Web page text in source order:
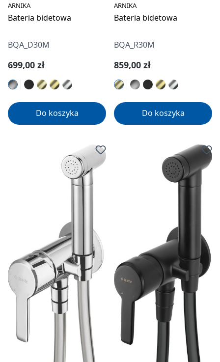
ARNIKA
Bateria bidetowa
BQA_D30M
Cena regularna:
699,00 zł
Do koszyka
ARNIKA
Bateria bidetowa
BQA_R30M
Cena regularna:
859,00 zł
Do koszyka